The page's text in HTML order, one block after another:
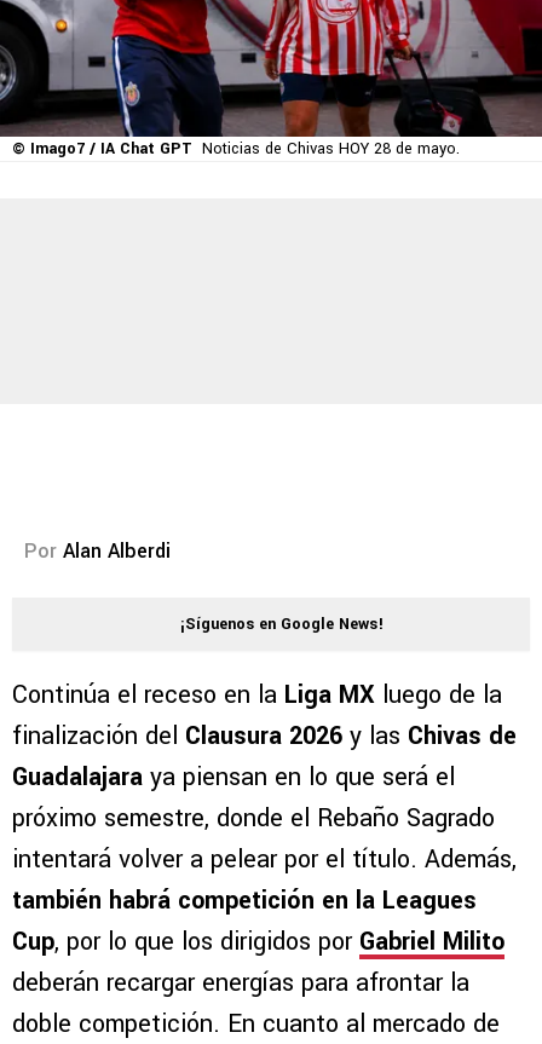
© Imago7 / IA Chat GPT Noticias de Chivas HOY 28 de mayo.
Por Alan Alberdi
¡Síguenos en Google News!
Continúa el receso en la Liga MX luego de la
finalización del Clausura 2026 y las Chivas de
Guadalajara ya piensan en lo que será el
próximo semestre, donde el Rebaño Sagrado
intentará volver a pelear por el título. Además,
también habrá competición en la Leagues
Cup, por lo que los dirigidos por Gabriel Milito
deberán recargar energías para afrontar la
doble competición. En cuanto al mercado de